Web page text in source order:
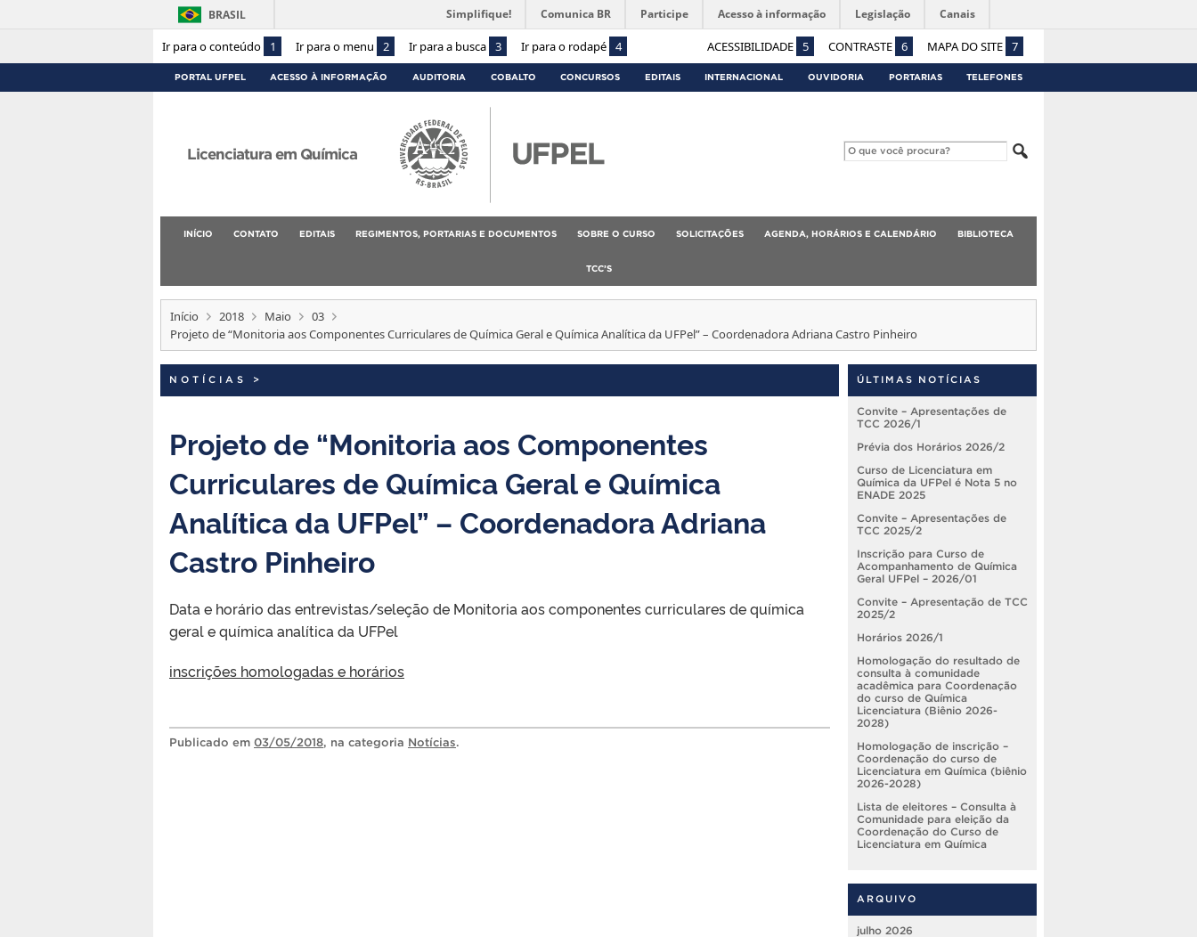
Ir para o conteúdo 1 Ir para o menu 2 Ir para a busca 3 Ir para o rodapé 4 ACESSIBILIDADE 5 CONTRASTE 6 MAPA DO SITE 7
BRASIL Simplifique! Comunica BR Participe Acesso à informação Legislação Canais
PORTAL UFPEL ACESSO À INFORMAÇÃO AUDITORIA COBALTO CONCURSOS EDITAIS INTERNACIONAL OUVIDORIA PORTARIAS TELEFONES
Licenciatura em Química
INÍCIO CONTATO EDITAIS REGIMENTOS, PORTARIAS E DOCUMENTOS SOBRE O CURSO SOLICITAÇÕES AGENDA, HORÁRIOS E CALENDÁRIO BIBLIOTECA
TCC’S
Início 2018 Maio
03
Projeto de “Monitoria aos Componentes Curriculares de Química Geral e Química Analítica da UFPel” – Coordenadora Adriana Castro Pinheiro
NOTÍCIAS >
Projeto de “Monitoria aos Componentes
Curriculares de Química Geral e Química
Analítica da UFPel” – Coordenadora Adriana
Castro Pinheiro
Data e horário das entrevistas/seleção de Monitoria aos componentes curriculares de química
geral e química analítica da UFPel
inscrições homologadas e horários
Publicado em 03/05/2018, na categoria Notícias.
ÚLTIMAS NOTÍCIAS
Convite – Apresentações de
TCC 2026/1
Prévia dos Horários 2026/2
Curso de Licenciatura em
Química da UFPel é Nota 5 no
ENADE 2025
Convite – Apresentações de
TCC 2025/2
Inscrição para Curso de
Acompanhamento de Química
Geral UFPel – 2026/01
Convite – Apresentação de TCC
2025/2
Horários 2026/1
Homologação do resultado de
consulta à comunidade
acadêmica para Coordenação
do curso de Química
Licenciatura (Biênio 2026-
2028)
Homologação de inscrição –
Coordenação do curso de
Licenciatura em Química (biênio
2026-2028)
Lista de eleitores – Consulta à
Comunidade para eleição da
Coordenação do Curso de
Licenciatura em Química
ARQUIVO
julho 2026